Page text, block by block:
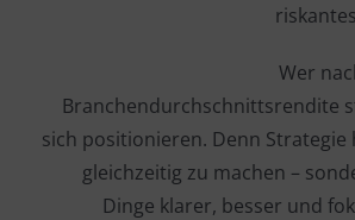
Wer
Branchendurchschnittsrendite
sich positionieren. Denn Strategie
gleichzeitig zu machen –
Dinge klarer, besser und